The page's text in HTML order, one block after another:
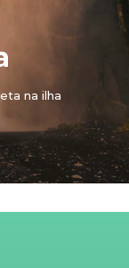
na ilha